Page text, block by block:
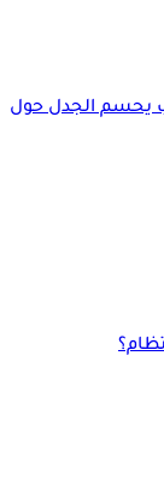
يحسم الجدل حول